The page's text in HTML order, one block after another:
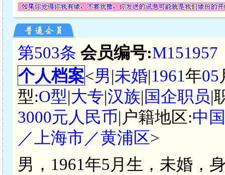
第503条 会员编号:M151957
个人档案<男|未婚|1961年05
型:O型|大专|汉族| 国企职员|
3000元人民币|户籍地区:中
／上海市／黄浦区>
男，1961年5月生，未婚，